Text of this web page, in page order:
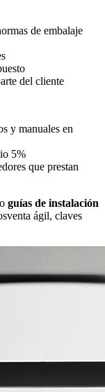
de embalaje
del cliente
y manuales en
5%
que prestan
guías de instalación
ágil, claves